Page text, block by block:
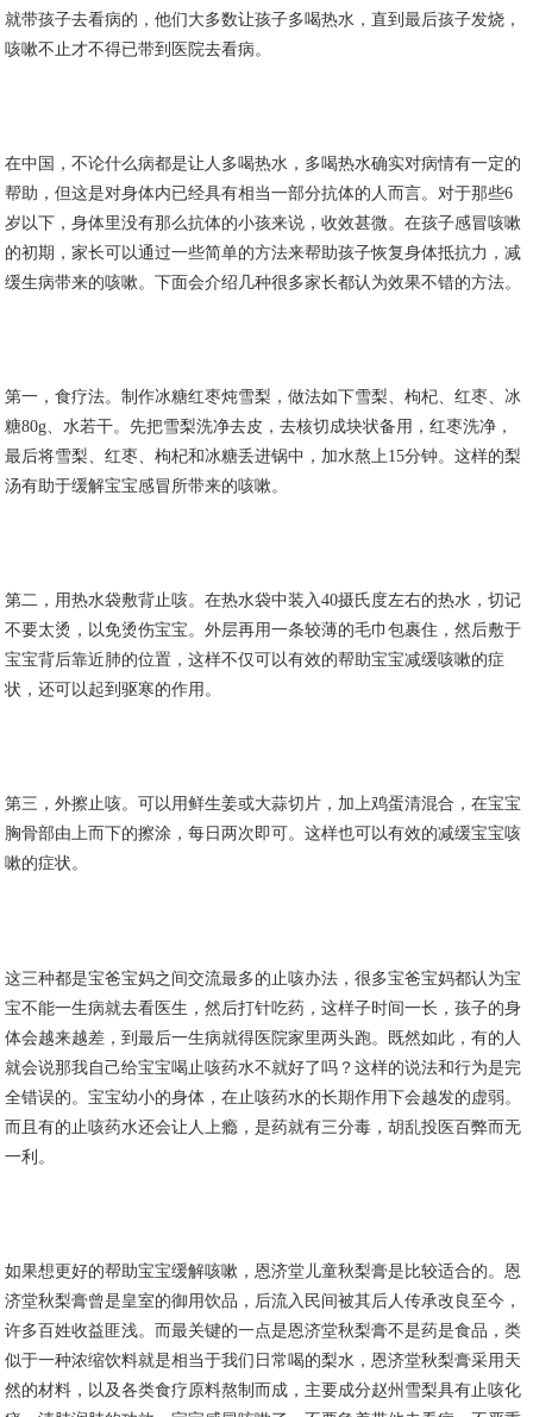
就带孩子去看病的，他们大多数让孩子多喝热水，直到最后孩子发烧，
咳嗽不止才不得已带到医院去看病。
在中国，不论什么病都是让人多喝热水，多喝热水确实对病情有一定的
帮助，但这是对身体内已经具有相当一部分抗体的人而言。对于那些6
岁以下，身体里没有那么抗体的小孩来说，收效甚微。在孩子感冒咳嗽
的初期，家长可以通过一些简单的方法来帮助孩子恢复身体抵抗力，减
缓生病带来的咳嗽。下面会介绍几种很多家长都认为效果不错的方法。
第一，食疗法。制作冰糖红枣炖雪梨，做法如下雪梨、枸杞、红枣、冰
糖80g、水若干。先把雪梨洗净去皮，去核切成块状备用，红枣洗净，
最后将雪梨、红枣、枸杞和冰糖丢进锅中，加水熬上15分钟。这样的梨
汤有助于缓解宝宝感冒所带来的咳嗽。
第二，用热水袋敷背止咳。在热水袋中装入40摄氏度左右的热水，切记
不要太烫，以免烫伤宝宝。外层再用一条较薄的毛巾包裹住，然后敷于
宝宝背后靠近肺的位置，这样不仅可以有效的帮助宝宝减缓咳嗽的症
状，还可以起到驱寒的作用。
第三，外擦止咳。可以用鲜生姜或大蒜切片，加上鸡蛋清混合，在宝宝
胸骨部由上而下的擦涂，每日两次即可。这样也可以有效的减缓宝宝咳
嗽的症状。
这三种都是宝爸宝妈之间交流最多的止咳办法，很多宝爸宝妈都认为宝
宝不能一生病就去看医生，然后打针吃药，这样子时间一长，孩子的身
体会越来越差，到最后一生病就得医院家里两头跑。既然如此，有的人
就会说那我自己给宝宝喝止咳药水不就好了吗？这样的说法和行为是完
全错误的。宝宝幼小的身体，在止咳药水的长期作用下会越发的虚弱。
而且有的止咳药水还会让人上瘾，是药就有三分毒，胡乱投医百弊而无
一利。
如果想更好的帮助宝宝缓解咳嗽，恩济堂儿童秋梨膏是比较适合的。恩
济堂秋梨膏曾是皇室的御用饮品，后流入民间被其后人传承改良至今，
许多百姓收益匪浅。而最关键的一点是恩济堂秋梨膏不是药是食品，类
似于一种浓缩饮料就是相当于我们日常喝的梨水，恩济堂秋梨膏采用天
然的材料，以及各类食疗原料熬制而成，主要成分赵州雪梨具有止咳化